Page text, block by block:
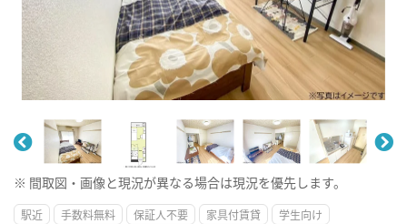
※ 間取図・画像と現況が異なる場合は現況を優先します。
駅近 手数料無料 保証人不要 家具付賃貸
学生向け